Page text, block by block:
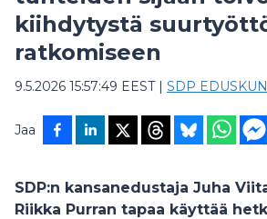
kiihdytystä
ratkomiseen
9.5.2026 15:57:49 EEST| SDP
Jaa
SDP:n kansanedustaja Juha
Riikka Purran tapaa käyttää